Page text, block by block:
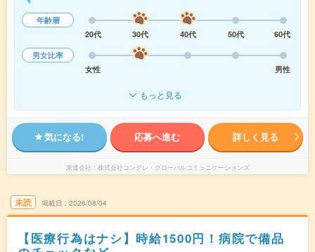
年齢層
20代
30代 40代 50代
60代
男女比率
女性
男性
もっと見る
気になる! 応募へ進む 詳しく見る
派遣会社 株式会社コングレ・グローバルコミュニケーションズ
未読 掲載日 2026/08/04
【医療行為はナシ】時給1500円！病院で備品